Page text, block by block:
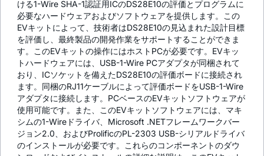
ける1-Wire SHA-1認証用ICのDS28E10の評価とプログラムに
必要なハードウェアおよびソフトウェアを提供します。この
EVキットによって、技術者はDS28E10の見込まれた設計目標
を評価し、最終製品の開発作業をサポートすることができま
す。このEVキットの操作にはホストPCが必要です。EVキッ
トハードウェアには、USB-1-Wire PCアダプタが同梱されて
おり、ICソケットを備えたDS28E10の評価ボードに接続され
ます。同梱のRJ11ケーブルによって評価ボードをUSB-1-Wire
アダプタに接続します。PCベースのEVキットソフトウェアが
使用可能です。また、このEVキットソフトウェアには、マキ
シムの1-Wireドライバ、Microsoft .NETフレームワークバー
ジョン2.0、およびProlificのPL-2303 USB-シリアルドライバ
のインストールが必要です。これらのコンポーネントのダウ